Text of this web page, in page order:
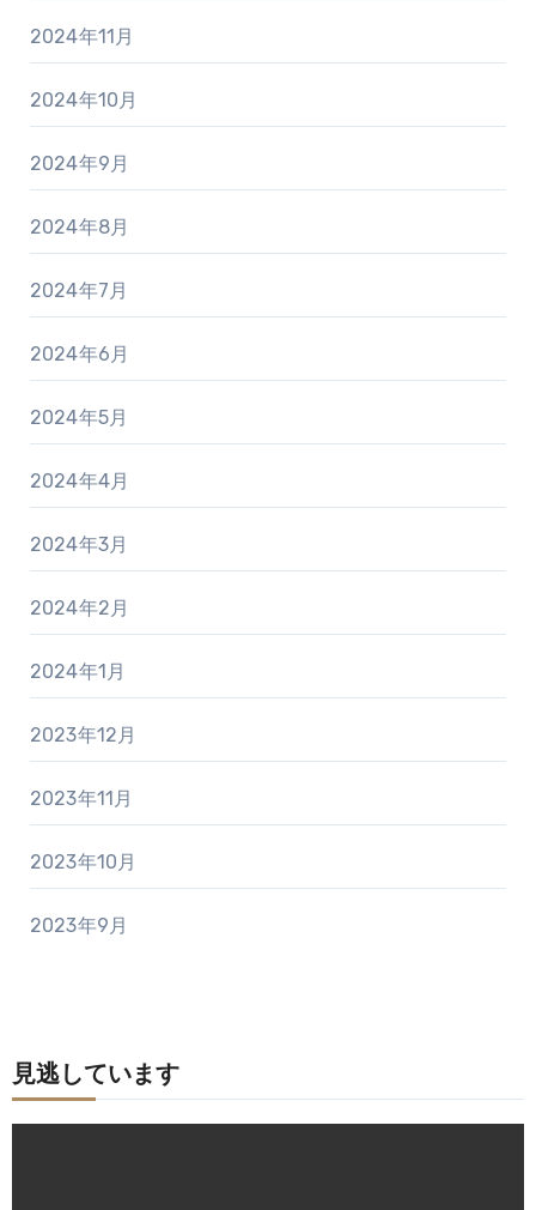
2024年11月
2024年10月
2024年9月
2024年8月
2024年7月
2024年6月
2024年5月
2024年4月
2024年3月
2024年2月
2024年1月
2023年12月
2023年11月
2023年10月
2023年9月
見逃しています